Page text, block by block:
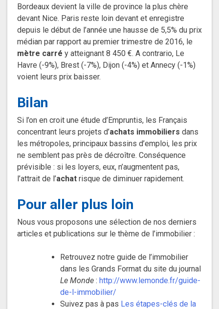
Bordeaux devient la ville de province la plus chère
devant Nice. Paris reste loin devant et enregistre
depuis le début de l’année une hausse de 5,5% du prix
médian par rapport au premier trimestre de 2016, le
mètre carré y atteignant 8 450 €. A contrario, Le
Havre (-9%), Brest (-7%), Dijon (-4%) et Annecy (-1%)
voient leurs prix baisser.
Bilan
Si l’on en croit une étude d’Empruntis, les Français
concentrant leurs projets d’achats immobiliers dans
les métropoles, principaux bassins d’emploi, les prix
ne semblent pas près de décroître. Conséquence
prévisible : si les loyers, eux, n’augmentent pas,
l’attrait de l’achat risque de diminuer rapidement.
Pour aller plus loin
Nous vous proposons une sélection de nos derniers
articles et publications sur le thème de l’immobilier :
Retrouvez notre guide de l’immobilier
dans les Grands Format du site du journal
Le Monde : http://www.lemonde.fr/guide-
de-l-immobilier/
Suivez pas à pas Les étapes-clés de la